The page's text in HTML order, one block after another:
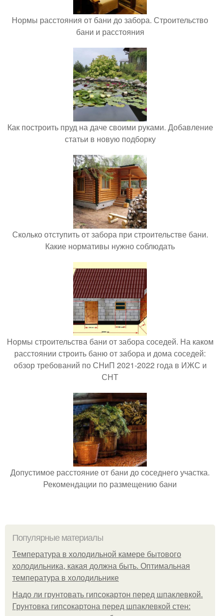
Нормы расстояния от бани до забора. Строительство
бани и расстояния
Как построить пруд на даче своими руками. Добавление
статьи в новую подборку
Сколько отступить от забора при строительстве бани.
Какие нормативы нужно соблюдать
Нормы строительства бани от забора соседей. На каком
расстоянии строить баню от забора и дома соседей:
обзор требований по СНиП 2021-2022 года в ИЖС и
СНТ
Допустимое расстояние от бани до соседнего участка.
Рекомендации по размещению бани
Популярные материалы
Температура в холодильной камере бытового
холодильника, какая должна быть. Оптимальная
температура в холодильнике
Надо ли грунтовать гипсокартон перед шпаклевкой.
Грунтовка гипсокартона перед шпаклевкой стен: